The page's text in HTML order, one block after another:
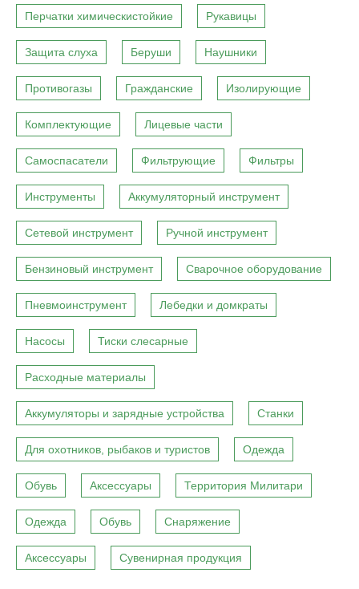
Перчатки химическистойкие Рукавицы
Защита слуха Беруши Наушники
Противогазы Гражданские Изолирующие
Комплектующие Лицевые части
Самоспасатели Фильтрующие Фильтры
Инструменты Аккумуляторный инструмент
Сетевой инструмент Ручной инструмент
Бензиновый инструмент Сварочное оборудование
Пневмоинструмент Лебедки и домкраты
Насосы Тиски слесарные
Расходные материалы
Аккумуляторы и зарядные устройства Станки
Для охотников, рыбаков и туристов Одежда
Обувь Аксессуары Территория Милитари
Одежда Обувь Снаряжение
Аксессуары Сувенирная продукция